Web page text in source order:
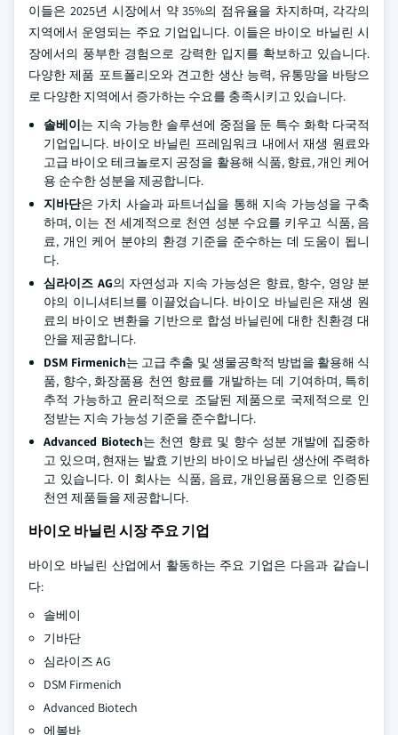
이들은 2025년 시장에서 약 35%의 점유율을 차지하며, 각각의
지역에서 운영되는 주요 기업입니다. 이들은 바이오 바닐린 시
장에서의 풍부한 경험으로 강력한 입지를 확보하고 있습니다.
다양한 제품 포트폴리오와 견고한 생산 능력, 유통망을 바탕으
로 다양한 지역에서 증가하는 수요를 충족시키고 있습니다.
솔베이는 지속 가능한 솔루션에 중점을 둔 특수 화학 다국적
기업입니다. 바이오 바닐린 프레임워크 내에서 재생 원료와
고급 바이오 테크놀로지 공정을 활용해 식품, 향료, 개인 케어
용 순수한 성분을 제공합니다.
지바단은 가치 사슬과 파트너십을 통해 지속 가능성을 구축
하며, 이는 전 세계적으로 천연 성분 수요를 키우고 식품, 음
료, 개인 케어 분야의 환경 기준을 준수하는 데 도움이 됩니
다.
심라이즈 AG의 자연성과 지속 가능성은 향료, 향수, 영양 분
야의 이니셔티브를 이끌었습니다. 바이오 바닐린은 재생 원
료의 바이오 변환을 기반으로 합성 바닐린에 대한 친환경 대
안을 제공합니다.
DSM Firmenich는 고급 추출 및 생물공학적 방법을 활용해 식
품, 향수, 화장품용 천연 향료를 개발하는 데 기여하며, 특히
추적 가능하고 윤리적으로 조달된 제품으로 국제적으로 인
정받는 지속 가능성 기준을 준수합니다.
Advanced Biotech는 천연 향료 및 향수 성분 개발에 집중하
고 있으며, 현재는 발효 기반의 바이오 바닐린 생산에 주력하
고 있습니다. 이 회사는 식품, 음료, 개인용품용으로 인증된
천연 제품들을 제공합니다.
바이오 바닐린 시장 주요 기업
바이오 바닐린 산업에서 활동하는 주요 기업은 다음과 같습니
다:
솔베이
기바단
심라이즈 AG
DSM Firmenich
Advanced Biotech
에볼바